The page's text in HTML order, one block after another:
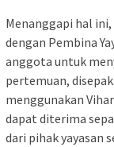
Menanggapi hal
dengan Pembina
anggota untuk
pertemuan,
menggunakan
dapat diterima
dari pihak yayasan